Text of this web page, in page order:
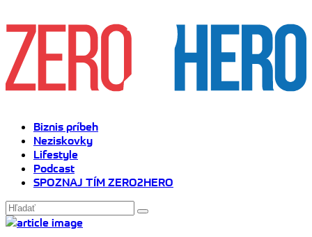
Biznis príbeh
Neziskovky
Lifestyle
Podcast
SPOZNAJ TÍM ZERO2HERO